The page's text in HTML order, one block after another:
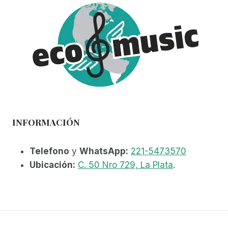
INFORMACIÓN
Telefono y WhatsApp: 221-5473570
Ubicación: C. 50 Nro 729, La Plata.